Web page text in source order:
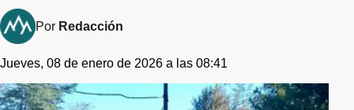
Por Redacción
Jueves, 08 de enero de 2026 a las 08:41